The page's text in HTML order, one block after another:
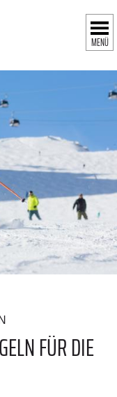
MENÜ
FÜR DIE